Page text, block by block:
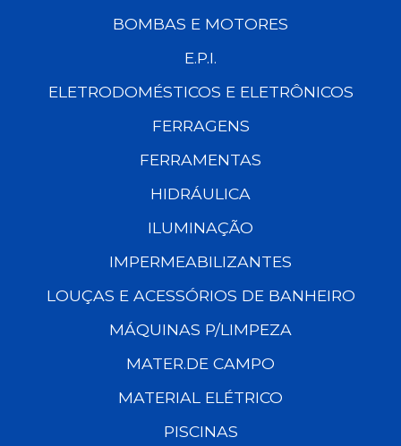
BOMBAS E MOTORES
E.P.I.
ELETRODOMÉSTICOS E ELETRÔNICOS
FERRAGENS
FERRAMENTAS
HIDRÁULICA
ILUMINAÇÃO
IMPERMEABILIZANTES
LOUÇAS E ACESSÓRIOS DE BANHEIRO
MÁQUINAS P/LIMPEZA
MATER.DE CAMPO
MATERIAL ELÉTRICO
PISCINAS